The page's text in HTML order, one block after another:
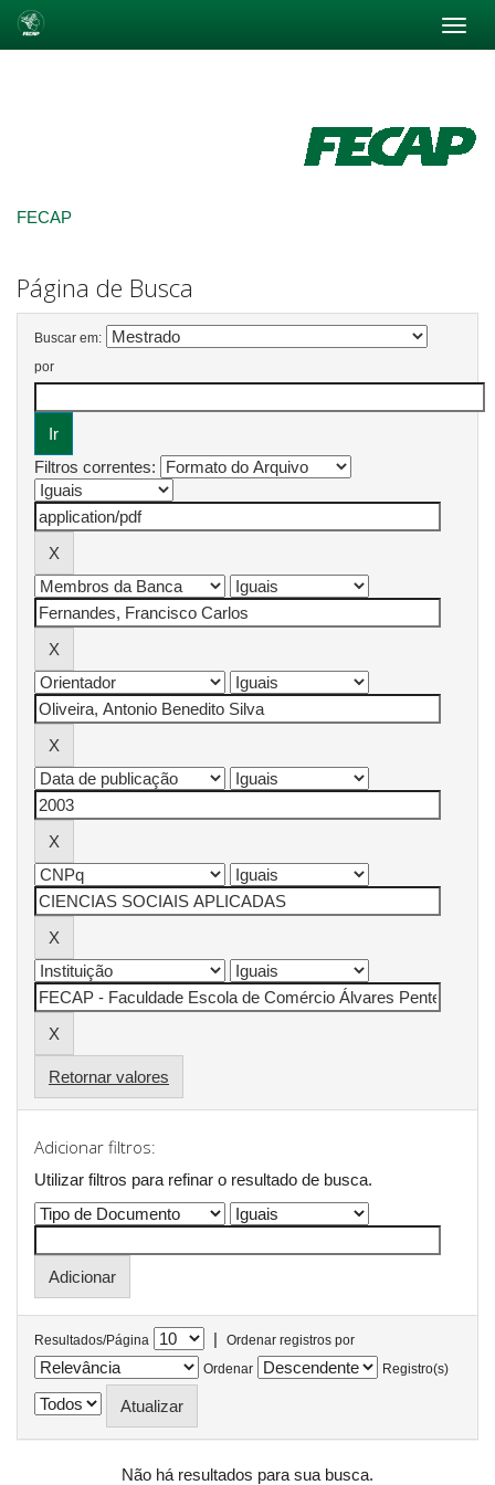
FECAP
Página de Busca
Buscar em:
por
Filtros correntes:
Retornar valores
Adicionar filtros:
Utilizar filtros para refinar o resultado de busca.
Resultados/Página |
Ordenar registros por
Ordenar
Registro(s)
Não há resultados para sua busca.